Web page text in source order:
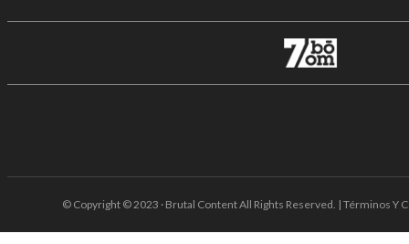
© Copyright © 2023 · Brutal Content All Rights Reserved. | Términos Y